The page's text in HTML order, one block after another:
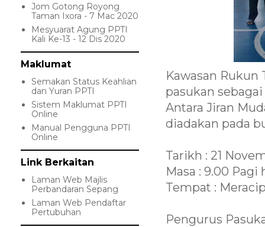
Kawasan
pasukan
Antara Jiran
diadakan pada
Tarikh : 21
Masa : 9.00
Tempat :
Pengurus
Jom Gotong Royong
Taman Ixora - 7 Mac 2020
Mesyuarat Agung PPTI
Kali Ke-13 - 12 Dis 2020
Maklumat
Semakan Status Keahlian
dan Yuran PPTI
Sistem Maklumat PPTI
Online
Manual Pengguna PPTI
Online
Link Berkaitan
Laman Web Majlis
Perbandaran Sepang
Laman Web Pendaftar
Pertubuhan